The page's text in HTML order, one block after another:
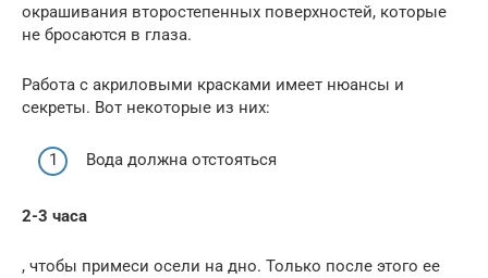
окрашивания второстепенных поверхностей, которые
не бросаются в глаза.
Работа с акриловыми красками имеет нюансы и
секреты. Вот некоторые из них:
Вода должна отстояться
2-3 часа
, чтобы примеси осели на дно. Только после этого ее